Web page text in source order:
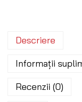
Descriere
Informații
Recenzii (0)